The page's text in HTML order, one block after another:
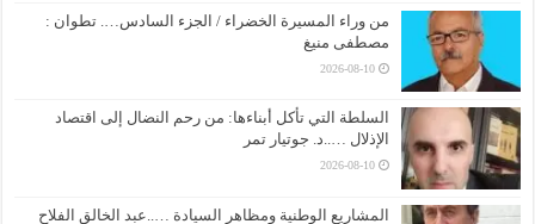
من وراء المسيرة الخضراء / الجزء السادس…. تطوان :
مصطفى منيغ
2026-08-10
السلطة التي تأكل أبناءها: من رحم النضال إلى اقتصاد
الإذلال …..د. جوتيار تمر
2026-08-10
المشاريع الوطنية ومظاهر السيادة …..عبد الخالق الفلاح